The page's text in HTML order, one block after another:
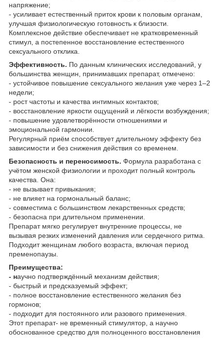
напряжение;
- усиливает естественный приток крови к половым органам,
улучшая физиологическую готовность к близости.
Комплексное действие обеспечивает не кратковременный
стимул, а постепенное восстановление естественного
сексуального отклика.
Эффективность. По данным клинических исследований, у
большинства женщин, принимавших препарат, отмечено:
- устойчивое повышение сексуального желания уже через 1–2
недели;
- рост частоты и качества интимных контактов;
- восстановление яркости ощущений и лёгкости возбуждения;
- повышение удовлетворённости отношениями и
эмоциональной гармонии.
Регулярный приём способствует длительному эффекту без
зависимости и без снижения действия со временем.
Безопасность и переносимость. Формула разработана с
учётом женской физиологии и проходит полный контроль
качества. Она:
- не вызывает привыкания;
- не влияет на гормональный баланс;
- совместима с большинством лекарственных средств;
- безопасна при длительном применении.
Препарат мягко регулирует внутренние процессы, не
вызывая резких изменений давления или сердечного ритма.
Подходит женщинам любого возраста, включая период
пременопаузы.
Преимущества:
- научно подтверждённый механизм действия;
- быстрый и предсказуемый эффект;
- полное восстановление естественного желания без
гормонов;
- подходит для постоянного или разового применения.
Этот препарат- не временный стимулятор, а научно
обоснованное средство для полноценного восстановления